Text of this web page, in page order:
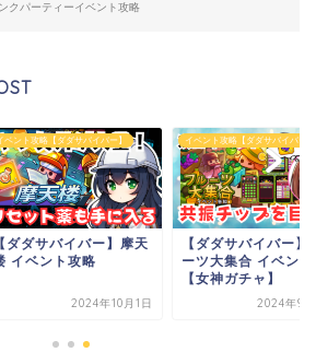
クパーティーイベント攻略
ベント攻略【ダダサバイバー】
【ダダサバイバー】摩天
イベント攻略
2024年10月1日
イベント攻略【ダダサバイバー】
【ダダサバイバー】
ーツ大集合 イベン
【女神ガチャ】
2024年9